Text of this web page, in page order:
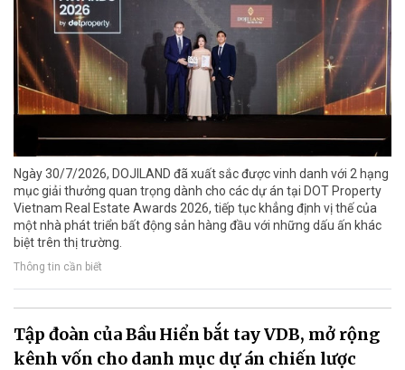
Ngày 30/7/2026, DOJILAND đã xuất sắc được vinh danh với 2 hạng
mục giải thưởng quan trọng dành cho các dự án tại DOT Property
Vietnam Real Estate Awards 2026, tiếp tục khẳng định vị thế của
một nhà phát triển bất động sản hàng đầu với những dấu ấn khác
biệt trên thị trường.
Thông tin cần biết
Tập đoàn của Bầu Hiển bắt tay VDB, mở rộng
kênh vốn cho danh mục dự án chiến lược